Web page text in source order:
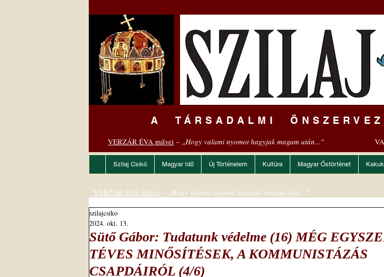
A TÁRSADALMI
VERZÁR ÉVA művei – „Hogy valami nyomot hagyjak magam után..."
Szilaj Csikó Magyar Idő Új Történelem Kultúra Magyar Őstörténet
Sütő Gábor: Tudatunk védelme (16) MÉG
TÉVES MINŐSÍTÉSEK, A KOMMUNISTÁZÁS
CSAPDÁIRÓL (4/6)
szilajcsiko
2024. okt. 13.
VERZÁR ÉVA művei – „Hogy valami nyomot hagyjak magam után..."